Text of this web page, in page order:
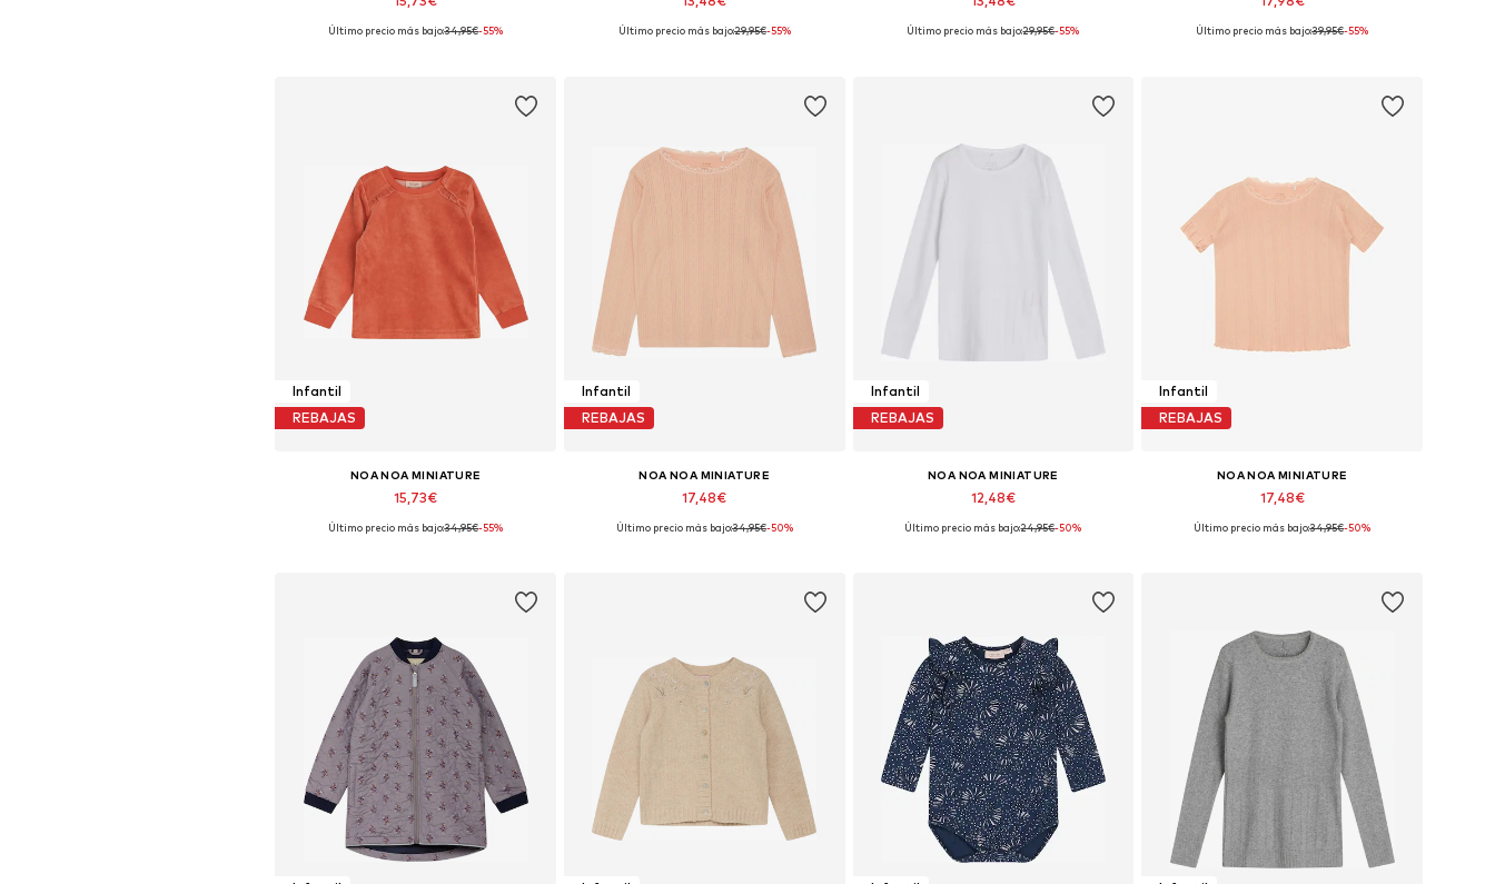
Tallas disponibles: 68-74
Último precio más bajo:34,95€-55%
Tallas disponibles: 68
Último precio más bajo:29,95€-55%
Tallas disponibles: 80-86, 86-92
Último precio más bajo:29,95€-55%
Tallas disponibles: 86-92
Último precio más bajo:39,95€-55%
Infantil
REBAJAS
NOA NOA MINIATURE
15,73€
Tallas disponibles: 68-74
Último precio más bajo:34,95€-55%
Infantil
REBAJAS
NOA NOA MINIATURE
17,48€
Tallas disponibles: 104-110, 110-116, 116-122
Último precio más bajo:34,95€-50%
Infantil
REBAJAS
NOA NOA MINIATURE
12,48€
Disponible en muchas tallas
Último precio más bajo:24,95€-50%
Infantil
REBAJAS
NOA NOA MINIATURE
17,48€
Tallas disponibles: 98-116, 104-110
Último precio más bajo:34,95€-50%